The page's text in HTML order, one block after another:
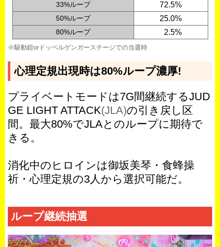
33%ループ 72.5%
50%ループ 25.0%
80%ループ 2.5%
※駆動鎧orドッペルゲンガーステージでの当選時
心理定規出現時は80%ループ濃厚!
プライベートモードは7G間継続するJUD
GE LIGHT ATTACK(JLA)の引き戻し区
間。最大80%でJLAとのループに期待で
きる。
消化中のヒロインは御坂美琴・食蜂操
祈・心理定規の3人から選択可能だ。
ループ継続抽選